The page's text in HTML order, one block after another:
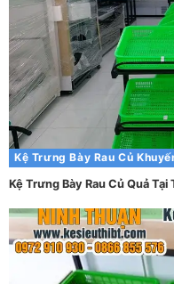
Kệ Trưng Bày Rau Củ
Kệ Trưng Bày Rau Củ Quả